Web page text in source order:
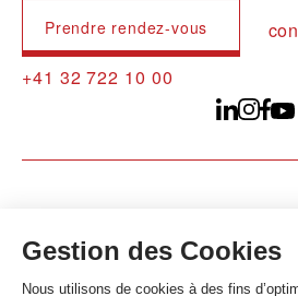
Prendre rendez-vous
+41 32 722 10 00
Copyright Banque Bonhôte 2026